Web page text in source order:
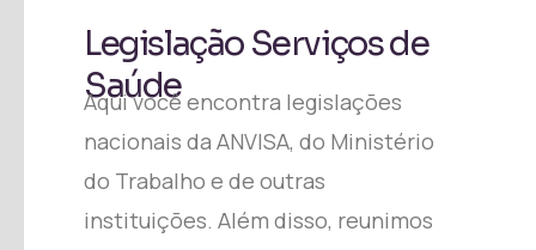
Legislação Serviços de
Saúde
Aqui você encontra legislações
nacionais da ANVISA, do Ministério
do Trabalho e de outras
instituições. Além disso, reunimos